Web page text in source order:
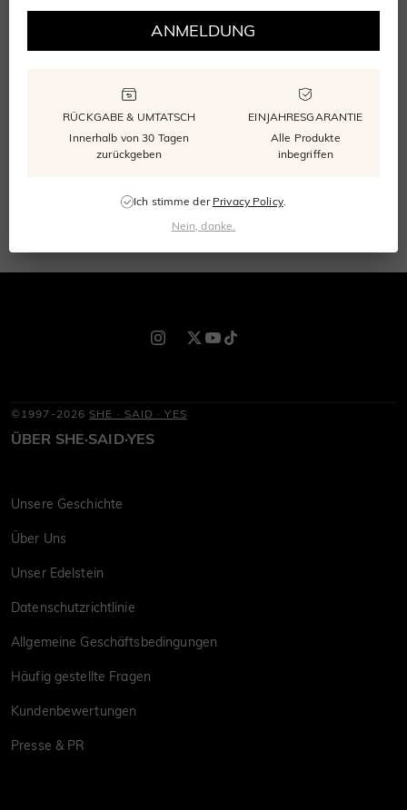
MELDEN SIE SICH PER E-MAIL ODER TELEFON AN
Abonnieren
©1997-2026 SHE · SAID · YES
ÜBER SHE·SAID·YES
Unsere Geschichte
Über Uns
Unser Edelstein
Datenschutzrichtlinie
Allgemeine Geschäftsbedingungen
Häufig gestellte Fragen
Kundenbewertungen
Presse & PR
ANMELDUNG
RÜCKGABE & UMTATSCH
Innerhalb von 30 Tagen
zurückgeben
EINJAHRESGARANTIE
Alle Produkte
inbegriffen
Ich stimme der Privacy Policy.
Nein, danke.